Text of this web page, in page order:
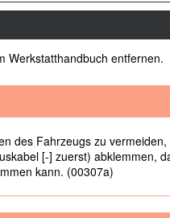
Werkstatthandbuch entfernen.
des Fahrzeugs zu
[-] zuerst) abklemmen,
kann. (00307a)